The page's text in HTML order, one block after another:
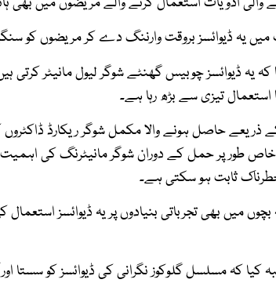
میں یہ ڈیوائسز بروقت وارننگ دے کر مریضوں کو
یہ ڈیوائسز چوبیس گھنٹے شوگر لیول مانیٹر کرتی
تیزی سے بڑھ رہا ہے۔
ذریعے حاصل ہونے والا مکمل شوگر ریکارڈ ڈاکٹروں
طور پر حمل کے دوران شوگر مانیٹرنگ کی اہمیت
ثابت ہو سکتی ہے۔
میں بھی تجرباتی بنیادوں پر یہ ڈیوائسز استعمال
کہ مسلسل گلوکوز نگرانی کی ڈیوائسز کو سستا